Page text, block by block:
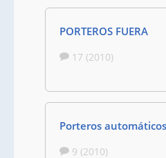
PORTEROS FUERA
17 (2010)
Porteros
9 (2010)